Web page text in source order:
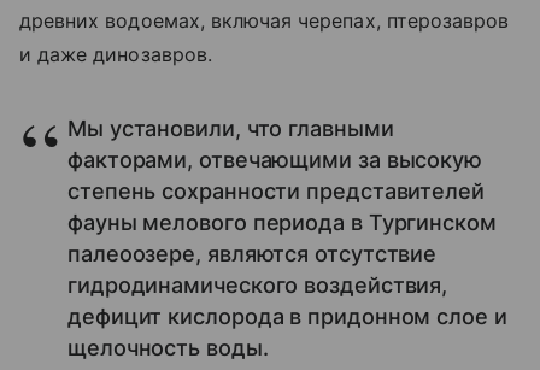
древних водоемах, включая черепах, птерозавров
и даже динозавров.
Мы установили, что главными
факторами, отвечающими за высокую
степень сохранности представителей
фауны мелового периода в Тургинском
палеоозере, являются отсутствие
гидродинамического воздействия,
дефицит кислорода в придонном слое и
щелочность воды.